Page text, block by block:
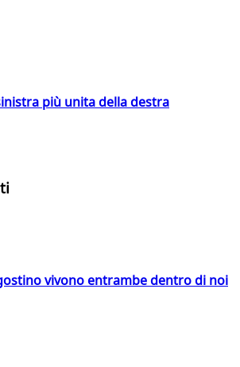
più unita della destra
vivono entrambe dentro di noi